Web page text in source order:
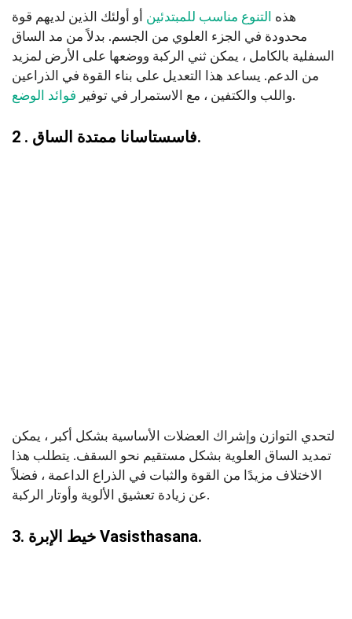
هذه التنوع مناسب للمبتدئين أو أولئك الذين لديهم قوة
محدودة في الجزء العلوي من الجسم. بدلاً من مد الساق
السفلية بالكامل ، يمكن ثني الركبة ووضعها على الأرض لمزيد
من الدعم. يساعد هذا التعديل على بناء القوة في الذراعين
واللب والكتفين ، مع الاستمرار في توفير فوائد الوضع .
2 . فاسستاسانا ممتدة الساق.
لتحدي التوازن وإشراك العضلات الأساسية بشكل أكبر ، يمكن
تمديد الساق العلوية بشكل مستقيم نحو السقف. يتطلب هذا
الاختلاف مزيدًا من القوة والثبات في الذراع الداعمة ، فضلاً
عن زيادة تعشيق الألوية وأوتار الركبة.
3. خيط الإبرة Vasisthasana.